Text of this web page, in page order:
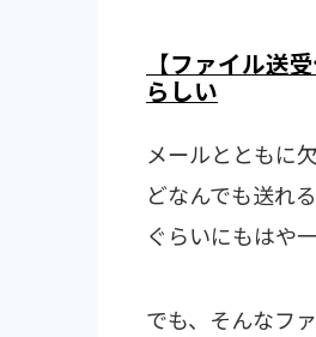
【ファイル送
らしい
メールとともに
どなんでも送れ
ぐらいにもはや
でも、そんなフ